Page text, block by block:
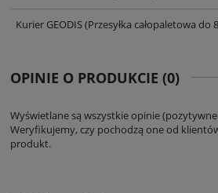
Kurier GEODIS(Przesyłka całopaletowa do
OPINIE O PRODUKCIE (0)
Wyświetlane są wszystkie opinie
Weryfikujemy, czy pochodzą one od
produkt.